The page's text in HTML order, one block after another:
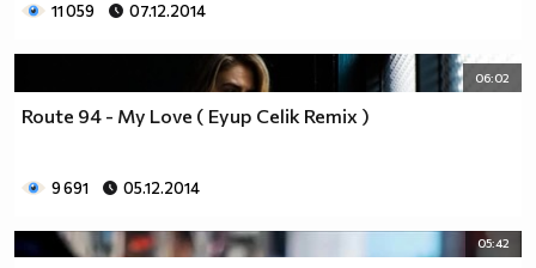
11 059 07.12.2014
06:02
Route 94 - My Love ( Eyup Celik Remix )
9 691 05.12.2014
05:42